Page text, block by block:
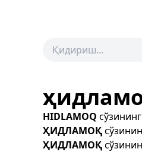
HIDLAMOQ
ҲИДЛАМОҚ
ҲИДЛАМОҚ